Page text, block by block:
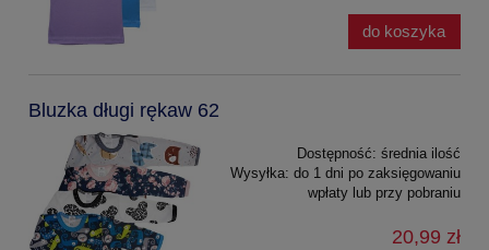
do koszyka
Bluzka długi rękaw 62
Dostępność: średnia ilość
Wysyłka: do 1 dni po zaksięgowaniu
wpłaty lub przy pobraniu
20,99 zł